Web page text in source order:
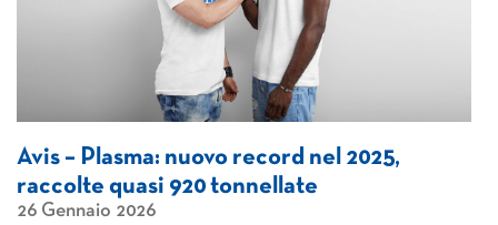
Avis – Plasma: nuovo record nel 2025,
raccolte quasi 920 tonnellate
26 Gennaio 2026